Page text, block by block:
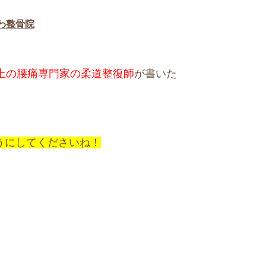
整骨院
の腰痛専門家の柔道整復師が書いた
してくださいね！